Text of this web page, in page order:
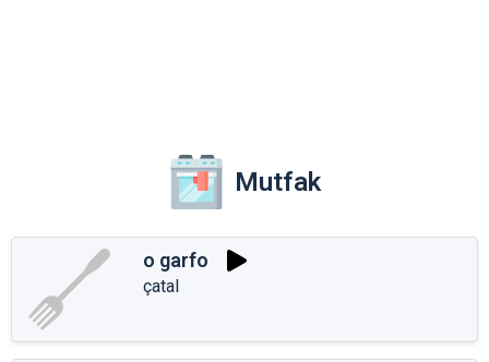
Mutfak
o garfo
çatal